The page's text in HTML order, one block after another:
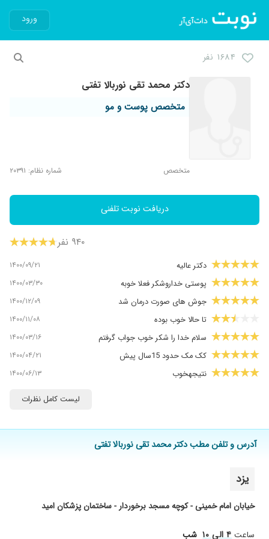
ورود
۱۶۸۴ نفر
دکتر محمد تقی نوربالا تفتی
متخصص پوست و مو
متخصص شماره نظام: ۲۰۳۹۱
دریافت نوبت تلفنی
۹۴۰ نفر
دکتر عالیه ۱۴۰۰/۰۹/۲۱
پوستی خداروشکر فعلا خوبه ۱۴۰۰/۰۳/۳۰
جوش های صورت درمان شد ۱۴۰۰/۱۲/۰۹
تا حالا خوب بوده ۱۴۰۰/۱۱/۰۸
سلام خدا را شکر خوب جواب گرفتم ۱۴۰۰/۰۳/۱۶
کک مک حدود 15سال پیش ۱۴۰۰/۰۴/۲۱
نتیجهخوب ۱۴۰۰/۰۶/۱۳
راضی بودم الان دوسال از شرع درمانم میگذره و کلا
خوب بود و من از نتیجه راضی ام
خوب بود
سلام برای جوش صورتم رفتم واقعابایکباررفتن صورتم
لیست کامل نظرات
آدرس و تلفن مطب دکتر محمد تقی نوربالا تفتی
یزد
خیابان امام خمینی - کوچه مسجد برخوردار - ساختمان پزشکان امید
ساعت۴ الی ۱۰
شب